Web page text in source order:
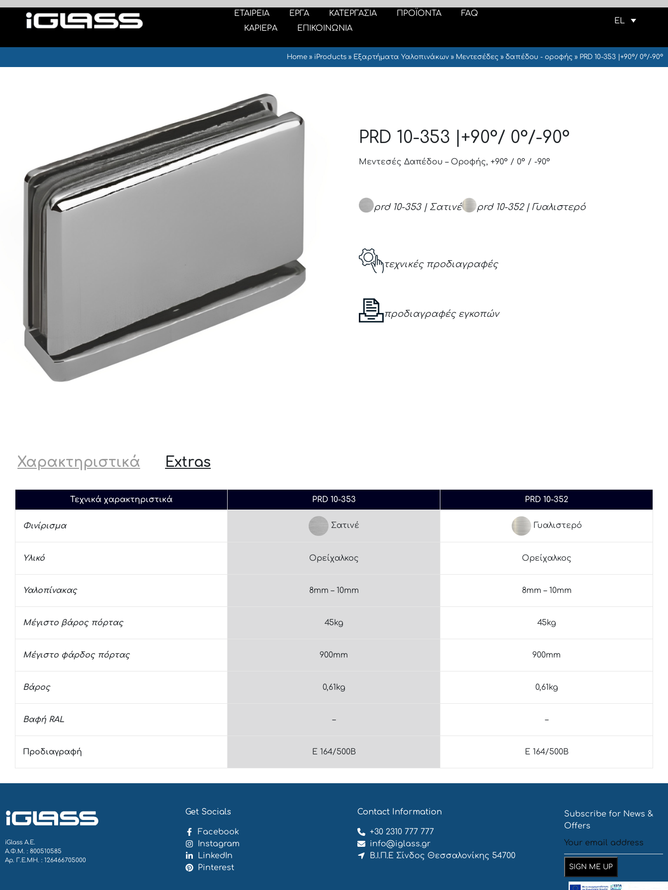
ΕΤΑΙΡΕΙΑ ΕΡΓΑ ΚΑΤΕΡΓΑΣΙΑ ΠΡΟΪΟΝΤΑ
FAQ
ΚΑΡΙΕΡΑ
ΕΠΙΚΟΙΝΩΝΙΑ
EL
Home» iProducts» Εξαρτήματα Υαλοπινάκων» Μεντεσέδες» δαπέδου - οροφής» PRD 10-353 |+90°/ 0°/-90°
PRD 10-353 |+90°/ 0°/-90°
Μεντεσές Δαπέδου – Οροφής, +90° / 0° / -90°
prd 10-353 | Σατινέ prd 10-352 | Γυαλιστερό
τεχνικές προδιαγραφές
προδιαγραφές εγκοπών
Χαρακτηριστικά Extras
Τεχνικά χαρακτηριστικά PRD 10-353 PRD 10-352
Φινίρισμα Σατινέ Γυαλιστερό
Υλικό Ορείχαλκος Ορείχαλκος
Υαλοπίνακας 8mm – 10mm 8mm – 10mm
Μέγιστο βάρος πόρτας 45kg 45kg
Μέγιστο φάρδος πόρτας 900mm 900mm
Βάρος 0,61kg 0,61kg
Βαφή RAL – –
Προδιαγραφή E 164/500Β E 164/500Β
iGlass Α.Ε.
Α.Φ.Μ. : 800510585
Αρ. Γ.Ε.ΜΗ. : 126466705000
Get Socials
Facebook
Instagram
LinkedIn
Pinterest
Contact Information
+30 2310 777 777
info@iglass.gr
Β.Ι.Π.Ε Σίνδος Θεσσαλονίκης 54700
Subscribe for News &
Offers